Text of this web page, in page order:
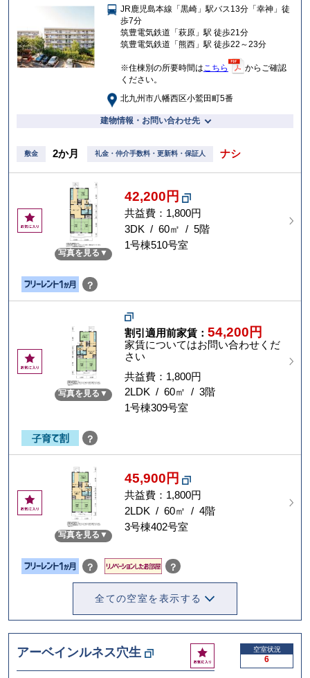
入
JR鹿児島本線「黒崎」駅バス13分「幸神」徒
歩7分
筑豊電気鉄道「萩原」駅 徒歩21分
筑豊電気鉄道「熊西」駅 徒歩22～23分
※住棟別の所要時間はこちら
からご確認
ください。
北九州市八幡西区小鷲田町5番
建物情報・お問い合わせ先
敷金 2か月 礼金・仲介手数料・更新料・保証人 ナシ
お
気
写真を見る
42,200円
共益費：1,800円
3DK / 60㎡ / 5階
1号棟510号室
？
お
気
写真を見る
割引適用前家賃：54,200円
家賃についてはお問い合わせくだ
さい
共益費：1,800円
2LDK / 60㎡ / 3階
1号棟309号室
？
お
気
写真を見る
45,900円
共益費：1,800円
2LDK / 60㎡ / 4階
3号棟402号室
？ ？
全ての空室を表示する
アーベインルネス穴生
お
気
空室状況
6